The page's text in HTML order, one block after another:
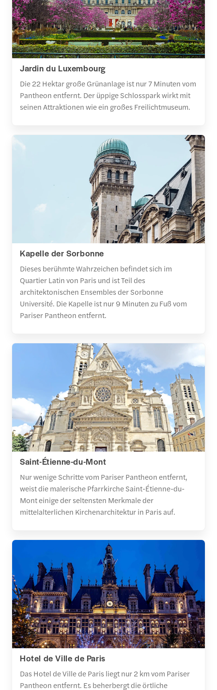
Jardin du Luxembourg
Die 22 Hektar große Grünanlage ist nur 7 Minuten vom
Pantheon entfernt. Der üppige Schlosspark wirkt mit
seinen Attraktionen wie ein großes Freilichtmuseum.
Kapelle der Sorbonne
Dieses berühmte Wahrzeichen befindet sich im
Quartier Latin von Paris und ist Teil des
architektonischen Ensembles der Sorbonne
Université. Die Kapelle ist nur 9 Minuten zu Fuß vom
Pariser Pantheon entfernt.
Saint-Étienne-du-Mont
Nur wenige Schritte vom Pariser Pantheon entfernt,
weist die malerische Pfarrkirche Saint-Étienne-du-
Mont einige der seltensten Merkmale der
mittelalterlichen Kirchenarchitektur in Paris auf.
Hotel de Ville de Paris
Das Hotel de Ville de Paris liegt nur 2 km vom Pariser
Pantheon entfernt. Es beherbergt die örtliche